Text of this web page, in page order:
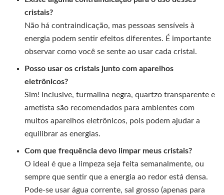
cristais?
Não há contraindicação, mas pessoas sensíveis à
energia podem sentir efeitos diferentes. É importante
observar como você se sente ao usar cada cristal.
Posso usar os cristais junto com aparelhos
eletrônicos?
Sim! Inclusive, turmalina negra, quartzo transparente e
ametista são recomendados para ambientes com
muitos aparelhos eletrônicos, pois podem ajudar a
equilibrar as energias.
Com que frequência devo limpar meus cristais?
O ideal é que a limpeza seja feita semanalmente, ou
sempre que sentir que a energia ao redor está densa.
Pode-se usar água corrente, sal grosso (apenas para